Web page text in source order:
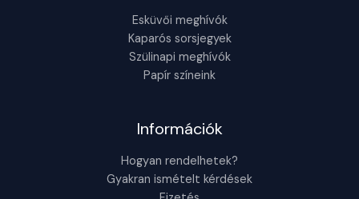
Esküvői meghívók
Kaparós sorsjegyek
Szülinapi meghívók
Papír színeink
Információk
Hogyan rendelhetek?
Gyakran ismételt kérdések